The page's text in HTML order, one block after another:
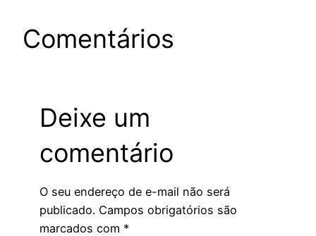
Comentários
Deixe um
comentário
O seu endereço de e-mail não será
publicado. Campos obrigatórios são
marcados com *